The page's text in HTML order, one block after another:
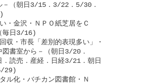
（朝日3/15．3/22．5/30．
・金沢・ＮＰＯ紙芝居をＣ
毎日3/16)
収・市長「差別的表現多い」・
書室から－（朝日3/20．
読売．産経．日経3/21．朝日
29)
ル化・バチカン図書館・Ｎ